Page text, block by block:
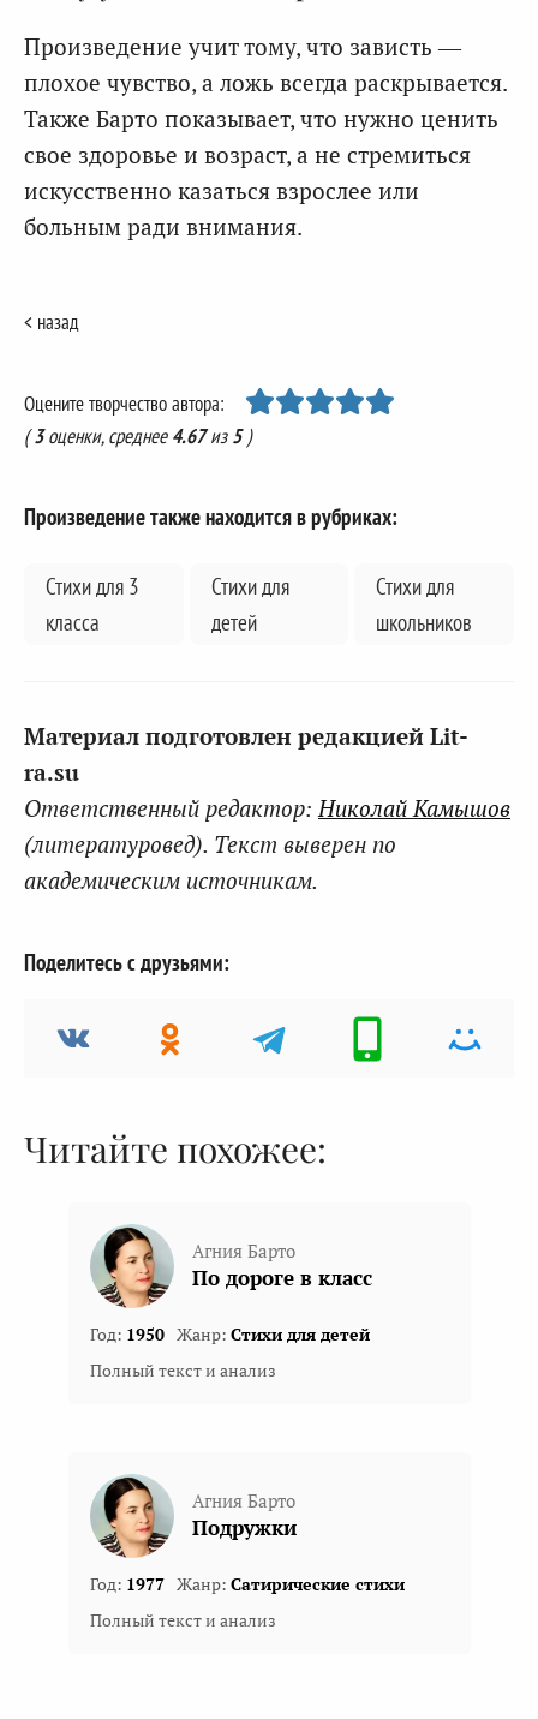
Произведение учит тому, что зависть —
плохое чувство, а ложь всегда раскрывается.
Также Барто показывает, что нужно ценить
свое здоровье и возраст, а не стремиться
искусственно казаться взрослее или
больным ради внимания.
< назад
Оцените творчество автора:
(3оценки, среднее4.67из5)
Произведение также находится в рубриках:
Стихи для 3
класса
Стихи для
детей
Стихи для
школьников
Материал подготовлен редакцией Lit-
ra.su
Ответственный редактор:Николай Камышов
(литературовед). Текст выверен по
академическим источникам.
Поделитесь с друзьями:
Читайте похожее:
Агния Барто
По дороге в класс
Год: 1950 Жанр: Стихи для детей
Полный текст и анализ
Агния Барто
Подружки
Год: 1977 Жанр: Сатирические стихи
Полный текст и анализ